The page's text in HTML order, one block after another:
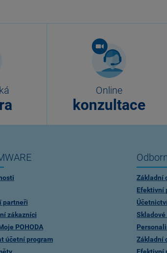
Online
konzultace
partneři
zákazníci
POHODA
účetní program
Základní
Efektivní
Základní